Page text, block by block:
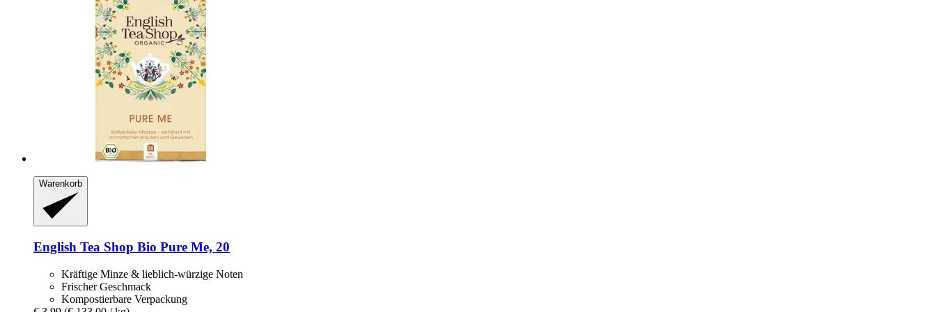
Warenkorb
English Tea Shop Bio Pure Me, 20
Kräftige Minze & lieblich-würzige Noten
Frischer Geschmack
Kompostierbare Verpackung